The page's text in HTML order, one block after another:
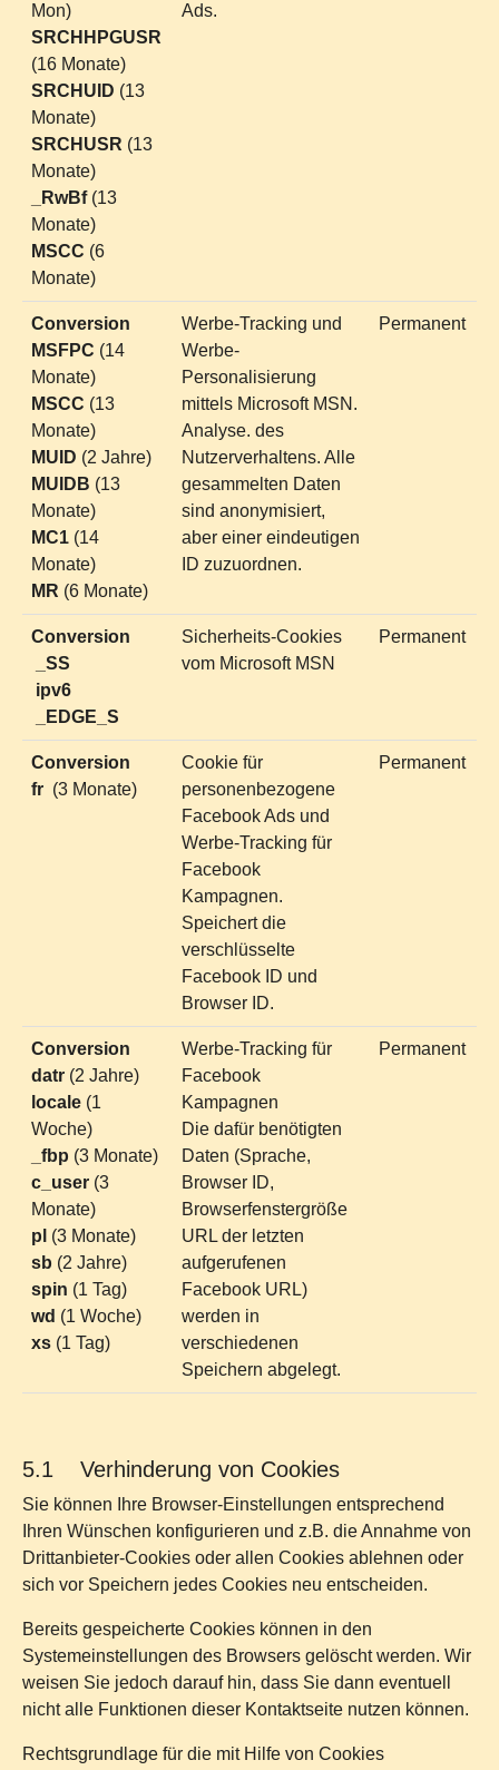
Mon)
SRCHHPGUSR
(16 Monate)
SRCHUID (13
Monate)
SRCHUSR (13
Monate)
_RwBf(13
Monate)
MSCC (6
Monate)
Ads.
Conversion
MSFPC (14
Monate)
MSCC (13
Monate)
MUID (2 Jahre)
MUIDB (13
Monate)
MC1 (14
Monate)
MR (6 Monate)
Werbe-Tracking und
Werbe-
Personalisierung
mittels Microsoft MSN.
Analyse. des
Nutzerverhaltens. Alle
gesammelten Daten
sind anonymisiert,
aber einer eindeutigen
ID zuzuordnen.
Permanent
Conversion
_SS
ipv6
_EDGE_S
Sicherheits-Cookies
vom Microsoft MSN
Permanent
Conversion
fr (3 Monate)
Cookie für
personenbezogene
Facebook Ads und
Werbe-Tracking für
Facebook
Kampagnen.
Speichert die
verschlüsselte
Facebook ID und
Browser ID.
Permanent
Conversion
datr (2 Jahre)
locale (1
Woche)
_fbp (3 Monate)
c_user (3
Monate)
pl (3 Monate)
sb (2 Jahre)
spin (1 Tag)
wd (1 Woche)
xs (1 Tag)
Werbe-Tracking für
Facebook
Kampagnen
Die dafür benötigten
Daten (Sprache,
Browser ID,
Browserfenstergröße
URL der letzten
aufgerufenen
Facebook URL)
werden in
verschiedenen
Speichern abgelegt.
Permanent
5.1 Verhinderung von Cookies
Sie können Ihre Browser-Einstellungen entsprechend
Ihren Wünschen konfigurieren und z.B. die Annahme von
Drittanbieter-Cookies oder allen Cookies ablehnen oder
sich vor Speichern jedes Cookies neu entscheiden.
Bereits gespeicherte Cookies können in den
Systemeinstellungen des Browsers gelöscht werden. Wir
weisen Sie jedoch darauf hin, dass Sie dann eventuell
nicht alle Funktionen dieser Kontaktseite nutzen können.
Rechtsgrundlage für die mit Hilfe von Cookies